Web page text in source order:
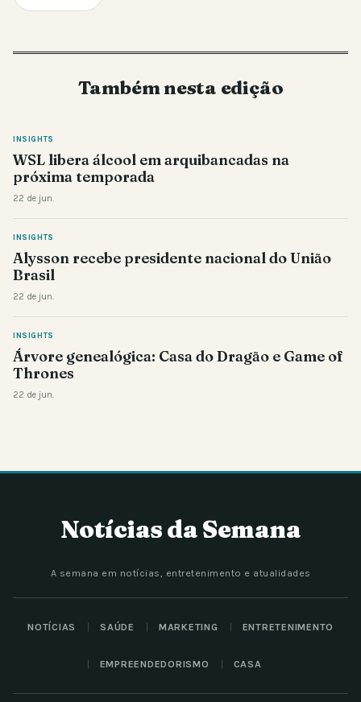
Também nesta edição
INSIGHTS
WSL libera álcool em arquibancadas na
próxima temporada
22 de jun.
INSIGHTS
Alysson recebe presidente nacional do União
Brasil
22 de jun.
INSIGHTS
Árvore genealógica: Casa do Dragão e Game of
Thrones
22 de jun.
Notícias da Semana
A semana em notícias, entretenimento e atualidades
NOTÍCIAS SAÚDE MARKETING ENTRETENIMENTO
EMPREENDEDORISMO CASA